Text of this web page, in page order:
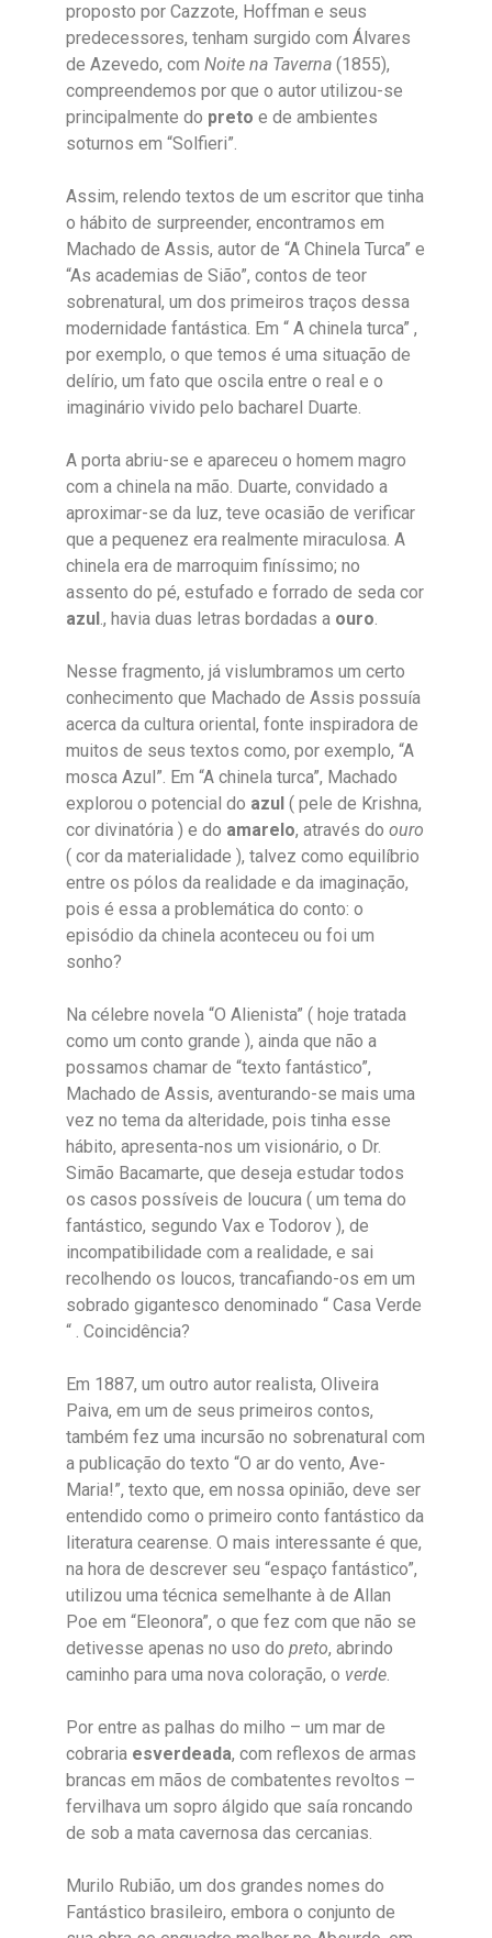
proposto por Cazzote, Hoffman e seus
predecessores, tenham surgido com Álvares
de Azevedo, com Noite na Taverna (1855),
compreendemos por que o autor utilizou-se
principalmente do preto e de ambientes
soturnos em “Solfieri”.
Assim, relendo textos de um escritor que tinha
o hábito de surpreender, encontramos em
Machado de Assis, autor de “A Chinela Turca” e
“As academias de Sião”, contos de teor
sobrenatural, um dos primeiros traços dessa
modernidade fantástica. Em “ A chinela turca” ,
por exemplo, o que temos é uma situação de
delírio, um fato que oscila entre o real e o
imaginário vivido pelo bacharel Duarte.
A porta abriu-se e apareceu o homem magro
com a chinela na mão. Duarte, convidado a
aproximar-se da luz, teve ocasião de verificar
que a pequenez era realmente miraculosa. A
chinela era de marroquim finíssimo; no
assento do pé, estufado e forrado de seda cor
azul., havia duas letras bordadas a ouro.
Nesse fragmento, já vislumbramos um certo
conhecimento que Machado de Assis possuía
acerca da cultura oriental, fonte inspiradora de
muitos de seus textos como, por exemplo, “A
mosca Azul”. Em “A chinela turca”, Machado
explorou o potencial do azul ( pele de Krishna,
cor divinatória ) e do amarelo, através do ouro
( cor da materialidade ), talvez como equilíbrio
entre os pólos da realidade e da imaginação,
pois é essa a problemática do conto: o
episódio da chinela aconteceu ou foi um
sonho?
Na célebre novela “O Alienista” ( hoje tratada
como um conto grande ), ainda que não a
possamos chamar de “texto fantástico”,
Machado de Assis, aventurando-se mais uma
vez no tema da alteridade, pois tinha esse
hábito, apresenta-nos um visionário, o Dr.
Simão Bacamarte, que deseja estudar todos
os casos possíveis de loucura ( um tema do
fantástico, segundo Vax e Todorov ), de
incompatibilidade com a realidade, e sai
recolhendo os loucos, trancafiando-os em um
sobrado gigantesco denominado “ Casa Verde
“ . Coincidência?
Em 1887, um outro autor realista, Oliveira
Paiva, em um de seus primeiros contos,
também fez uma incursão no sobrenatural com
a publicação do texto “O ar do vento, Ave-
Maria!”, texto que, em nossa opinião, deve ser
entendido como o primeiro conto fantástico da
literatura cearense. O mais interessante é que,
na hora de descrever seu “espaço fantástico”,
utilizou uma técnica semelhante à de Allan
Poe em “Eleonora”, o que fez com que não se
detivesse apenas no uso do preto, abrindo
caminho para uma nova coloração, o verde.
Por entre as palhas do milho – um mar de
cobraria esverdeada, com reflexos de armas
brancas em mãos de combatentes revoltos –
fervilhava um sopro álgido que saía roncando
de sob a mata cavernosa das cercanias.
Murilo Rubião, um dos grandes nomes do
Fantástico brasileiro, embora o conjunto de